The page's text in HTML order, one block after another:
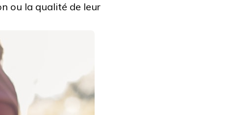
ou la qualité de leur